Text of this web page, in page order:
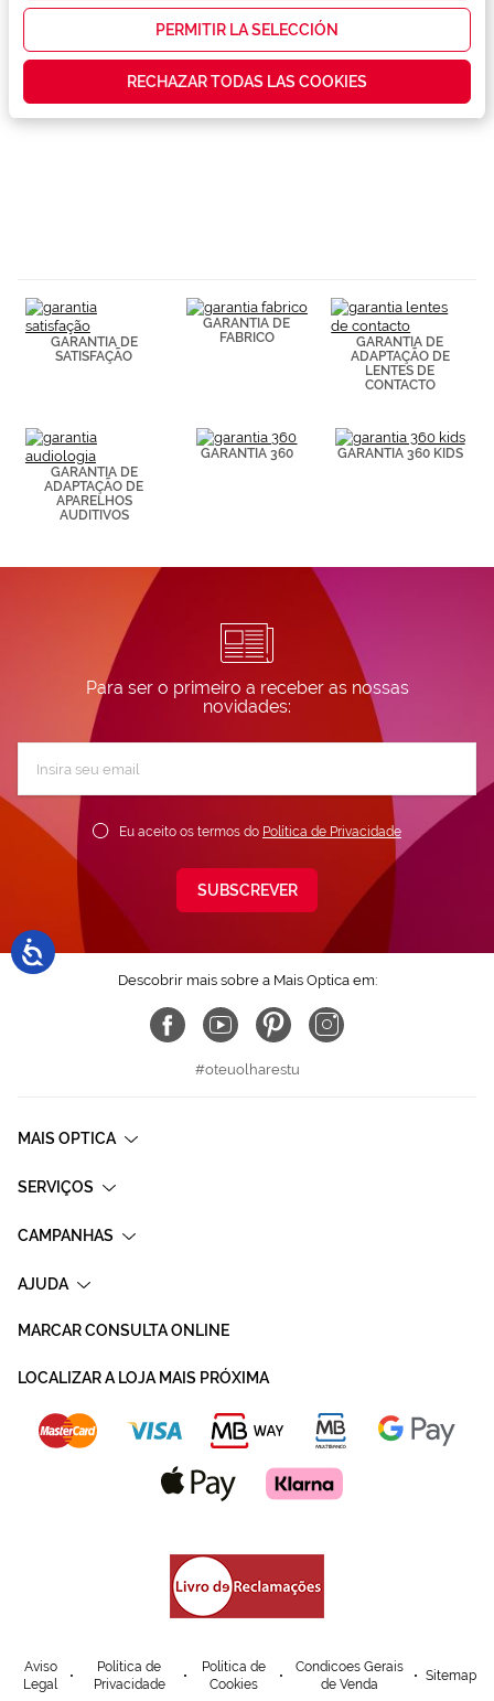
las
que realmente
contenidos
personalizados
Puedes
consultar más
información en
nuestra
PERMITIR LA SELECCIÓN
RECHAZAR TODAS LAS COOKIES
Conselhos
Serviços exclusivos
GARANTIA DE
SATISFAÇÃO
GARANTIA DE
FABRICO
GARANTIA DE
ADAPTAÇÃO DE
LENTES DE
CONTACTO
GARANTIA DE
ADAPTAÇÃO DE
APARELHOS
AUDITIVOS
GARANTIA 360 GARANTIA 360 KIDS
Para ser o primeiro a receber as nossas
novidades:
Newsletter:
Eu aceito os termos do Política de Privacidade
SUBSCREVER
Descobrir mais sobre a Mais Optica em:
#oteuolharestu
MAIS OPTICA
SERVIÇOS
CAMPANHAS
AJUDA
MARCAR CONSULTA ONLINE
LOCALIZAR A LOJA MAIS PRÓXIMA
Aviso
Legal
Política de
Privacidade
Política de
Cookies
Condicoes Gerais
de Venda
Sitemap